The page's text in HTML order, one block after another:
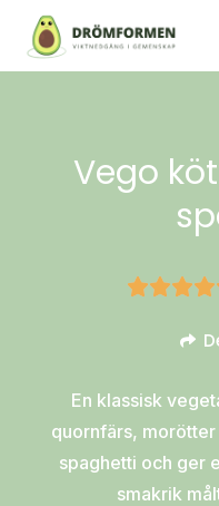
Vego
En klassisk
quornfärs,
spaghetti och ger
smakrik